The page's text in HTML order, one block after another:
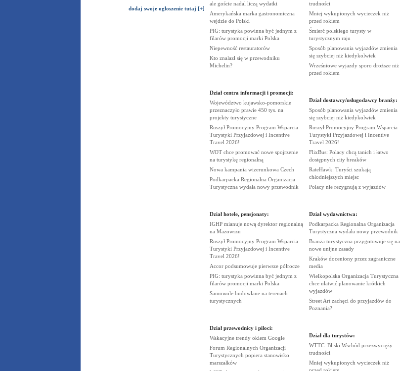
dodaj swoje ogłoszenie tutaj [+]
ale goście nadal liczą wydatki
Amerykańska marka gastronomiczna
wejdzie do Polski
PIG: turystyka powinna być jednym z
filarów promocji marki Polska
Niepewność restauratorów
Kto znalazł się w przewodniku
Michelin?
Dział centra informacji i promocji:
Województwo kujawsko-pomorskie
przeznaczyło prawie 450 tys. na
projekty turystyczne
Ruszył Promocyjny Program Wsparcia
Turystyki Przyjazdowej i Incentive
Travel 2026!
WOT chce promować nowe spojrzenie
na turystykę regionalną
Nowa kampania wizerunkowa Czech
Podkarpacka Regionalna Organizacja
Turystyczna wydała nowy przewodnik
Dział hotele, pensjonaty:
IGHP mianuje nową dyrektor regionalną
na Mazowszu
Ruszył Promocyjny Program Wsparcia
Turystyki Przyjazdowej i Incentive
Travel 2026!
Accor podsumowuje pierwsze półrocze
PIG: turystyka powinna być jednym z
filarów promocji marki Polska
Samowole budowlane na terenach
turystycznych
Dział przewodnicy i piloci:
Wakacyjne trendy okiem Google
Forum Regionalnych Organizacji
Turystycznych popiera stanowisko
marszałków
trudności
Mniej wykupionych wycieczek niż
przed rokiem
Śmierć polskiego turysty w
turystycznym raju
Sposób planowania wyjazdów zmienia
się szybciej niż kiedykolwiek
Wrześniowe wyjazdy sporo droższe niż
przed rokiem
Dział dostawcy/usługodawcy branży:
Sposób planowania wyjazdów zmienia
się szybciej niż kiedykolwiek
Ruszył Promocyjny Program Wsparcia
Turystyki Przyjazdowej i Incentive
Travel 2026!
FlixBus: Polacy chcą tanich i łatwo
dostępnych city breaków
RateHawk: Turyści szukają
chłodniejszych miejsc
Polacy nie rezygnują z wyjazdów
Dział wydawnictwa:
Podkarpacka Regionalna Organizacja
Turystyczna wydała nowy przewodnik
Branża turystyczna przygotowuje się na
nowe unijne zasady
Kraków doceniony przez zagraniczne
media
Wielkopolska Organizacja Turystyczna
chce ułatwić planowanie krótkich
wyjazdów
Street Art zachęci do przyjazdów do
Poznania?
Dział dla turystów:
WTTC: Bliski Wschód przezwycięży
trudności
Mniej wykupionych wycieczek niż